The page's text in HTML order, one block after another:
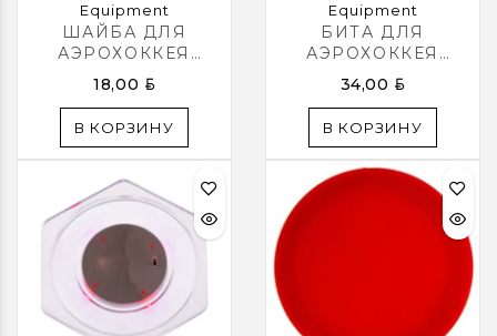
Equipment
ШАЙБА ДЛЯ
АЭРОХОККЕЯ
Ø63ММ 3ШТ.
БЛИСТЕР
18,00 BYN
В КОРЗИНУ
Equipment
БИТА ДЛЯ
АЭРОХОККЕЯ
Ø96ММ С
НАКЛАДКОЙ 2ШТ.
34,00 BYN
В КОРЗИНУ